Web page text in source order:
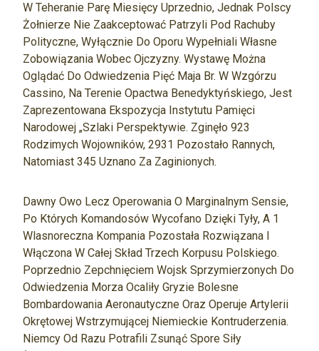
W Teheranie Parę Miesięcy Uprzednio, Jednak Polscy
Żołnierze Nie Zaakceptować Patrzyli Pod Rachuby
Polityczne, Wyłącznie Do Oporu Wypełniali Własne
Zobowiązania Wobec Ojczyzny. Wystawę Można
Oglądać Do Odwiedzenia Pięć Maja Br. W Wzgórzu
Cassino, Na Terenie Opactwa Benedyktyńskiego, Jest
Zaprezentowana Ekspozycja Instytutu Pamięci
Narodowej „Szlaki Perspektywie. Zginęło 923
Rodzimych Wojowników, 2931 Pozostało Rannych,
Natomiast 345 Uznano Za Zaginionych.
Dawny Owo Lecz Operowania O Marginalnym Sensie,
Po Których Komandosów Wycofano Dzięki Tyły, A 1
Wlasnoreczna Kompania Pozostała Rozwiązana I
Włączona W Całej Skład Trzech Korpusu Polskiego.
Poprzednio Zepchnięciem Wojsk Sprzymierzonych Do
Odwiedzenia Morza Ocaliły Gryzie Bolesne
Bombardowania Aeronautyczne Oraz Operuje Artylerii
Okrętowej Wstrzymującej Niemieckie Kontruderzenia.
Niemcy Od Razu Potrafili Zsunąć Spore Siły